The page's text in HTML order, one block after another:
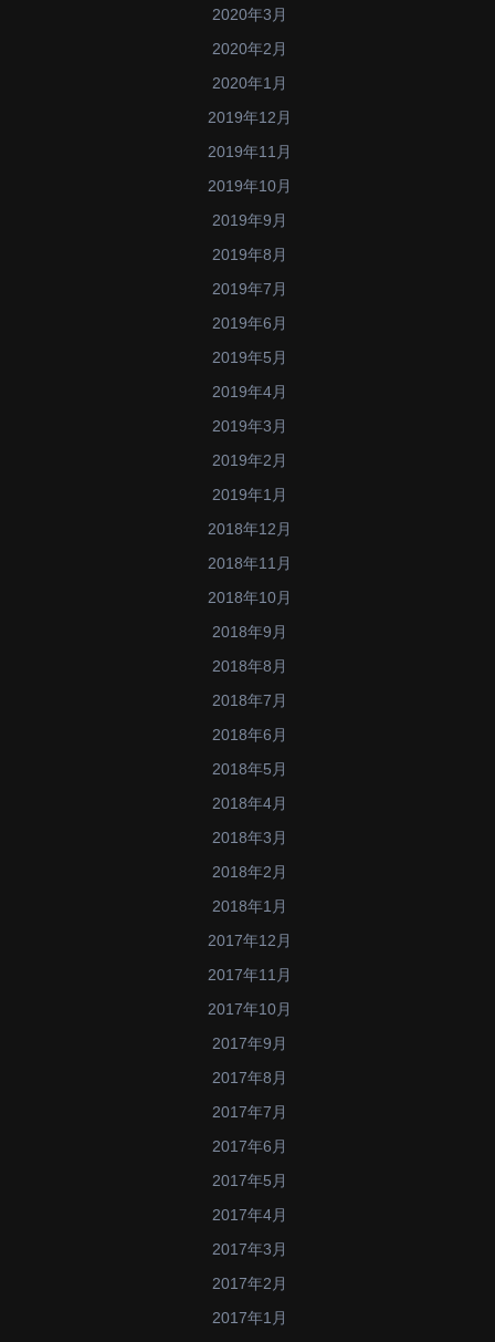
2020年3月
2020年2月
2020年1月
2019年12月
2019年11月
2019年10月
2019年9月
2019年8月
2019年7月
2019年6月
2019年5月
2019年4月
2019年3月
2019年2月
2019年1月
2018年12月
2018年11月
2018年10月
2018年9月
2018年8月
2018年7月
2018年6月
2018年5月
2018年4月
2018年3月
2018年2月
2018年1月
2017年12月
2017年11月
2017年10月
2017年9月
2017年8月
2017年7月
2017年6月
2017年5月
2017年4月
2017年3月
2017年2月
2017年1月